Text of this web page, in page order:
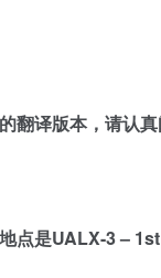
翻译版本，请认
点是UALX-3 –